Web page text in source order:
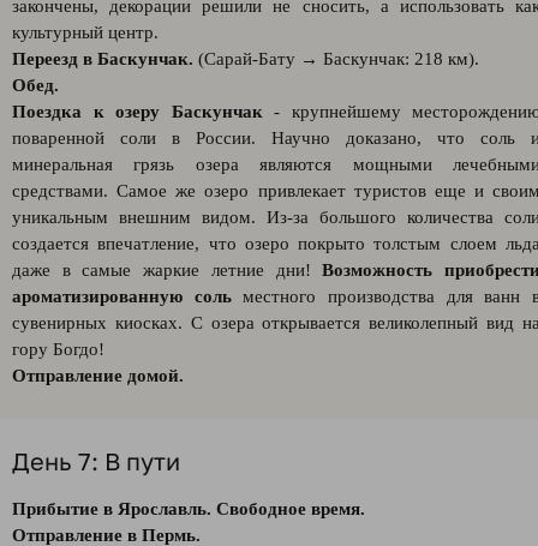
закончены, декорации решили не сносить, а использовать
культурный центр.
Переезд в Баскунчак. (Сарай-Бату → Баскунчак: 218 км).
Обед.
Поездка к озеру Баскунчак - крупнейшему
поваренной соли в России. Научно доказано, что соль
минеральная грязь озера являются мощными
средствами. Самое же озеро привлекает туристов еще и
уникальным внешним видом. Из-за большого количества
создается впечатление, что озеро покрыто толстым слоем
даже в самые жаркие летние дни!Возможность
ароматизированную сольместного производства для ванн
сувенирных киосках. С озера открывается великолепный вид
гору Богдо!
Отправление домой.
День 7: В пути
Прибытие в Ярославль. Свободное время.
Отправление в Пермь.